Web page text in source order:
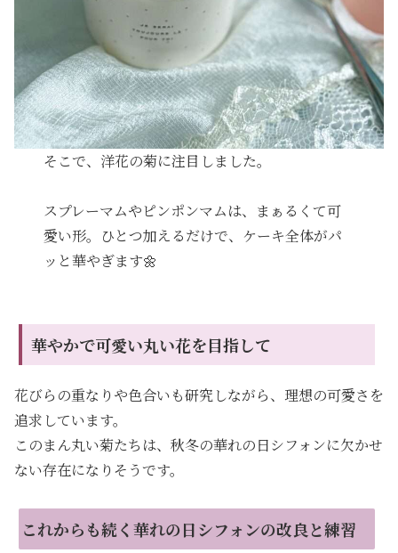
そこで、洋花の菊に注目しました。
スプレーマムやピンポンマムは、まぁるくて可
愛い形。ひとつ加えるだけで、ケーキ全体がパ
ッと華やぎます🌼
華やかで可愛い丸い花を目指して
花びらの重なりや色合いも研究しながら、理想の可愛さを
追求しています。
このまん丸い菊たちは、秋冬の華れの日シフォンに欠かせ
ない存在になりそうです。
これからも続く華れの日シフォンの改良と練習